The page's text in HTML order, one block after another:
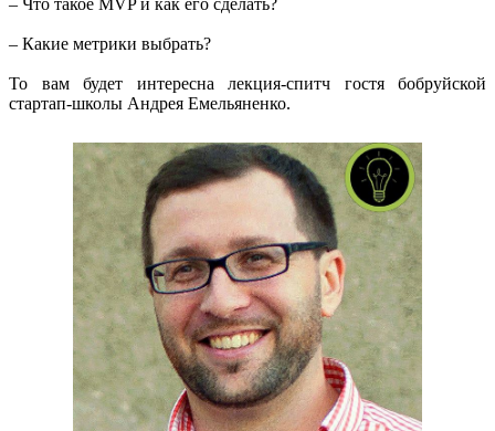
– Что такое MVP и как его сделать?
– Какие метрики выбрать?
То вам будет интересна лекция-спитч гостя бобруйской
стартап-школы Андрея Емельяненко.